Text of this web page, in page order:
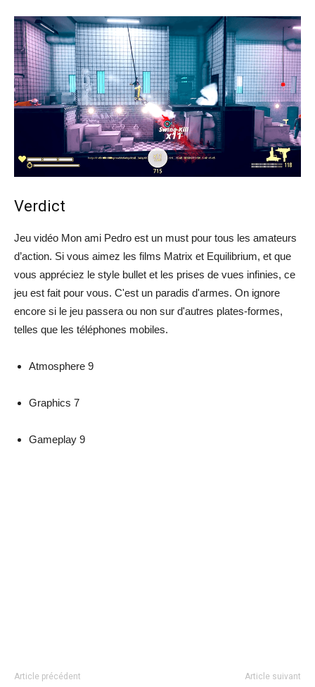
Verdict
Jeu vidéo Mon ami Pedro est un must pour tous les amateurs
d’action. Si vous aimez les films Matrix et Equilibrium, et que
vous appréciez le style bullet et les prises de vues infinies, ce
jeu est fait pour vous. C'est un paradis d'armes. On ignore
encore si le jeu passera ou non sur d'autres plates-formes,
telles que les téléphones mobiles.
Atmosphere 9
Graphics 7
Gameplay 9
Article précédent Article suivant